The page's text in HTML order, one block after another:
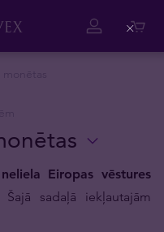
Eiropas vēstures
Šajā sadaļā iekļautajām
Close